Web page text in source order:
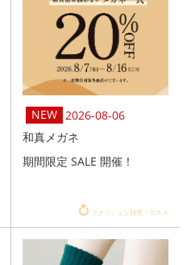
2026-08-06
和真メガネ
期間限定 SALE 開催！
ファッション雑貨・コスメ